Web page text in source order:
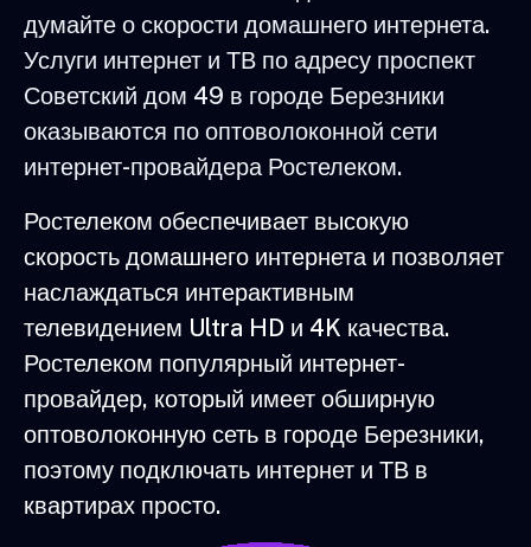
думайте о скорости домашнего интернета.
Услуги интернет и ТВ по адресу проспект
Советский дом 49 в городе Березники
оказываются по оптоволоконной сети
интернет-провайдера Ростелеком.
Ростелеком обеспечивает высокую
скорость домашнего интернета и позволяет
наслаждаться интерактивным
телевидением Ultra HD и 4K качества.
Ростелеком популярный интернет-
провайдер, который имеет обширную
оптоволоконную сеть в городе Березники,
поэтому подключать интернет и ТВ в
квартирах просто.